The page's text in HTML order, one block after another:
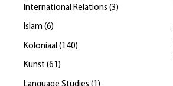
International Relations (3 )
Islam (6)
Koloniaal ( 140)
Kunst (61 )